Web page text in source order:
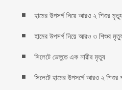
হামের উপসর্গ নিয়ে আরও ২ শিশুর
হামের উপসর্গ নিয়ে আরও ৩ শিশুর
সিলেটে ডেঙ্গুতে এক নারীর মৃত্যু
সিলেটে হামের উপসর্গে আরও ২ শিশুর